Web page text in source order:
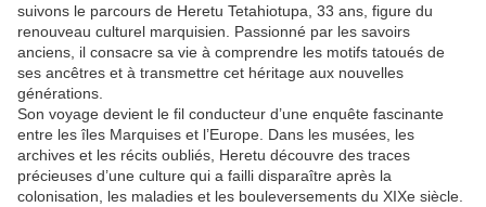
suivons le parcours de Heretu Tetahiotupa, 33 ans, figure du
renouveau culturel marquisien. Passionné par les savoirs
anciens, il consacre sa vie à comprendre les motifs tatoués de
ses ancêtres et à transmettre cet héritage aux nouvelles
générations.
Son voyage devient le fil conducteur d’une enquête fascinante
entre les îles Marquises et l’Europe. Dans les musées, les
archives et les récits oubliés, Heretu découvre des traces
précieuses d’une culture qui a failli disparaître après la
colonisation, les maladies et les bouleversements du XIXe siècle.